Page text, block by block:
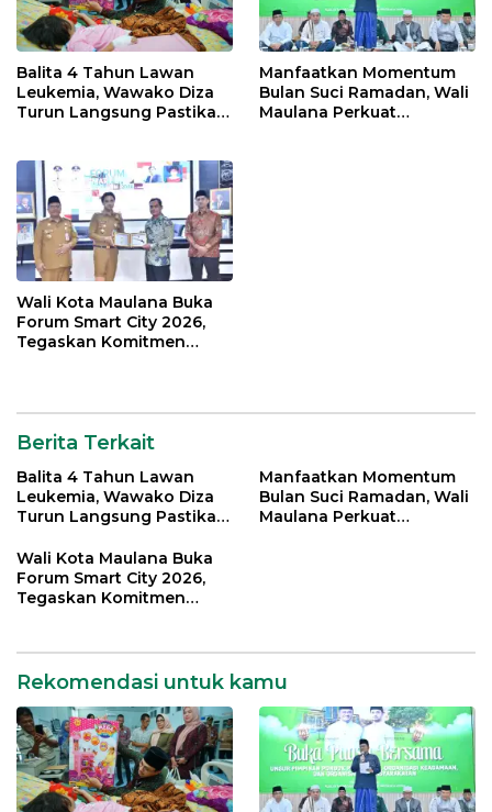
Balita 4 Tahun Lawan
Leukemia, Wawako Diza
Turun Langsung Pastikan
Manfaatkan Momentum
Bulan Suci Ramadan, Wali
Maulana Perkuat
Wali Kota Maulana Buka
Forum Smart City 2026,
Tegaskan Komitmen
Berita Terkait
Balita 4 Tahun Lawan
Leukemia, Wawako Diza
Turun Langsung Pastikan
Manfaatkan Momentum
Bulan Suci Ramadan, Wali
Maulana Perkuat
Wali Kota Maulana Buka
Forum Smart City 2026,
Tegaskan Komitmen
Rekomendasi untuk kamu